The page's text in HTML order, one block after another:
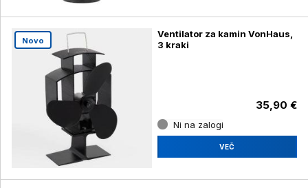
Novo
Ventilator za kamin VonHaus,
3 kraki
35,90 €
Ni na zalogi
VEČ